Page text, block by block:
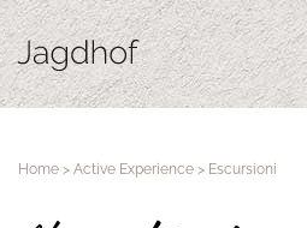
Home > Active Experience > Escursioni